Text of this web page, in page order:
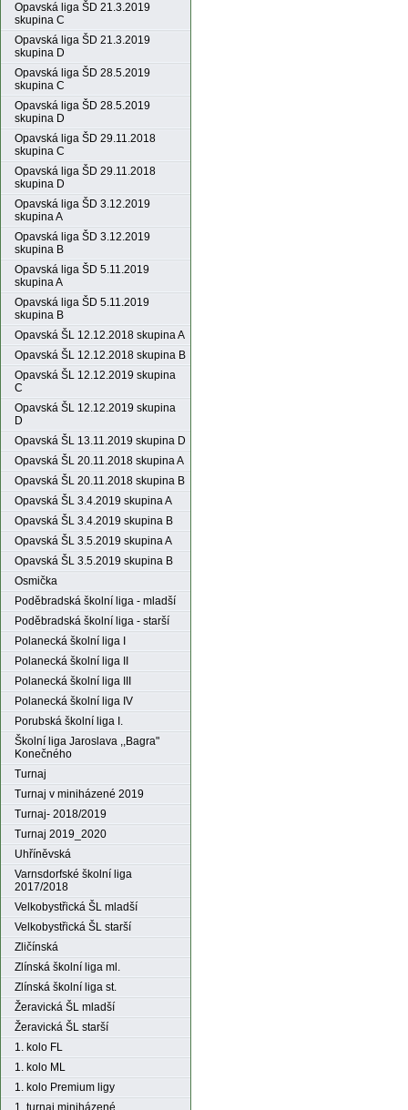
Opavská liga ŠD 21.3.2019
skupina C
Opavská liga ŠD 21.3.2019
skupina D
Opavská liga ŠD 28.5.2019
skupina C
Opavská liga ŠD 28.5.2019
skupina D
Opavská liga ŠD 29.11.2018
skupina C
Opavská liga ŠD 29.11.2018
skupina D
Opavská liga ŠD 3.12.2019
skupina A
Opavská liga ŠD 3.12.2019
skupina B
Opavská liga ŠD 5.11.2019
skupina A
Opavská liga ŠD 5.11.2019
skupina B
Opavská ŠL 12.12.2018 skupina A
Opavská ŠL 12.12.2018 skupina B
Opavská ŠL 12.12.2019 skupina
C
Opavská ŠL 12.12.2019 skupina
D
Opavská ŠL 13.11.2019 skupina D
Opavská ŠL 20.11.2018 skupina A
Opavská ŠL 20.11.2018 skupina B
Opavská ŠL 3.4.2019 skupina A
Opavská ŠL 3.4.2019 skupina B
Opavská ŠL 3.5.2019 skupina A
Opavská ŠL 3.5.2019 skupina B
Osmička
Poděbradská školní liga - mladší
Poděbradská školní liga - starší
Polanecká školní liga I
Polanecká školní liga II
Polanecká školní liga III
Polanecká školní liga IV
Porubská školní liga I.
Školní liga Jaroslava ,,Bagra"
Konečného
Turnaj
Turnaj v miniházené 2019
Turnaj- 2018/2019
Turnaj 2019_2020
Uhříněvská
Varnsdorfské školní liga
2017/2018
Velkobystřická ŠL mladší
Velkobystřická ŠL starší
Zličínská
Zlínská školní liga ml.
Zlínská školní liga st.
Žeravická ŠL mladší
Žeravická ŠL starší
1. kolo FL
1. kolo ML
1. kolo Premium ligy
1. turnaj miniházené